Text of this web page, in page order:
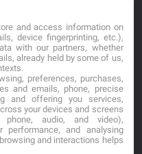
estén
and access information on
device fingerprinting, etc.),
with our partners, whether
already held by some of us,
preferences, purchases,
and emails, phone, precise
and offering you services,
your devices and screens
audio, and video),
performance, and analysing
and interactions helps